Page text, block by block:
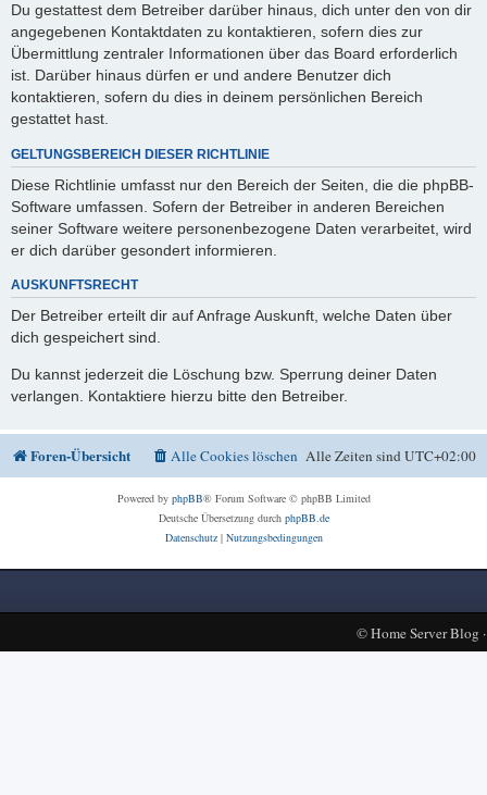
Du gestattest dem Betreiber darüber hinaus, dich unter den von dir
angegebenen Kontaktdaten zu kontaktieren, sofern dies zur
Übermittlung zentraler Informationen über das Board erforderlich
ist. Darüber hinaus dürfen er und andere Benutzer dich
kontaktieren, sofern du dies in deinem persönlichen Bereich
gestattet hast.
GELTUNGSBEREICH DIESER RICHTLINIE
Diese Richtlinie umfasst nur den Bereich der Seiten, die die phpBB-
Software umfassen. Sofern der Betreiber in anderen Bereichen
seiner Software weitere personenbezogene Daten verarbeitet, wird
er dich darüber gesondert informieren.
AUSKUNFTSRECHT
Der Betreiber erteilt dir auf Anfrage Auskunft, welche Daten über
dich gespeichert sind.
Du kannst jederzeit die Löschung bzw. Sperrung deiner Daten
verlangen. Kontaktiere hierzu bitte den Betreiber.
Foren-Übersicht Alle Zeiten sindUTC+02:00
Alle Cookies löschen
Powered by phpBB® Forum Software © phpBB Limited
Deutsche Übersetzung durch phpBB.de
Datenschutz| Nutzungsbedingungen
©Home Server Blog